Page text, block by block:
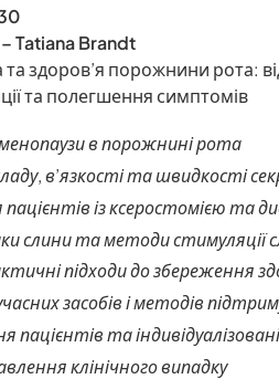
Tatiana Brandt
здоров’я порожнини рота:
та полегшення симптомів
в порожнині рота
в’язкості та швидкості
пацієнтів із ксеростомією та
слини та методи стимуляції
підходи до збереження
засобів і методів
пацієнтів та
клінічного випадку